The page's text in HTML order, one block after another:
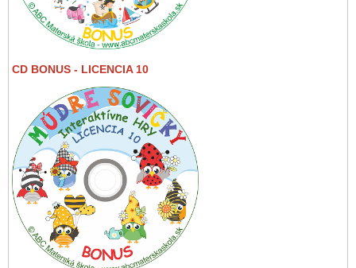
CD BONUS - LICENCIA 10